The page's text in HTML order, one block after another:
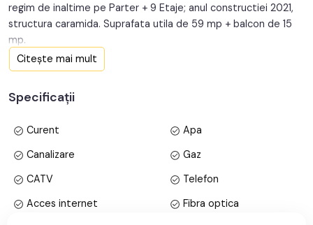
regim de inaltime pe Parter + 9 Etaje; anul constructiei 2021,
structura caramida. Suprafata utila de 59 mp + balcon de 15
mp.
Apartamentul este structurat astfel:
• Bucatarie;
• Living cu balcon;
• Dormitor cu balcon;
Finisajele interioare sunt moderne:
• Usa intrare: metal;
Citește mai mult
Specificații
Curent
Apa
Canalizare
Gaz
CATV
Telefon
Acces internet
Fibra optica